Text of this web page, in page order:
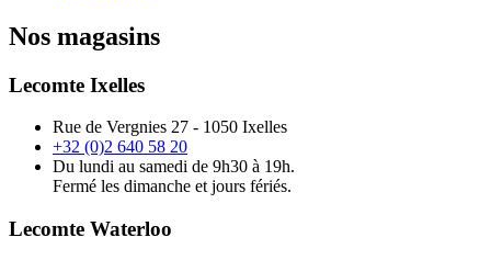
Nos magasins
Lecomte Ixelles
Rue de Vergnies 27 - 1050 Ixelles
+32 (0)2 640 58 20
Du lundi au samedi de 9h30 à 19h.
Fermé les dimanche et jours fériés.
Lecomte Waterloo